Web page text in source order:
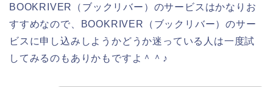
BOOKRIVER（ブックリバー）のサービスはかなりお
すすめなので、BOOKRIVER（ブックリバー）のサー
ビスに申し込みしようかどうか迷っている人は一度試
してみるのもありかもですよ＾＾♪